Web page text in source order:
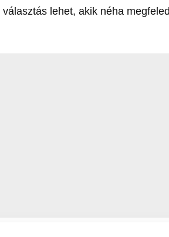
lehet, akik néha